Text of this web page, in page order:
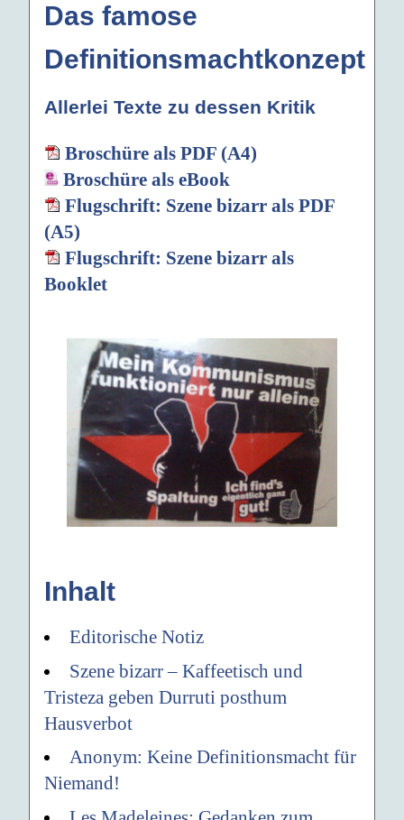
Das famose
Definitionsmachtkonzept
Allerlei Texte zu dessen Kritik
Broschüre als PDF (A4)
Broschüre als eBook
Flugschrift: Szene bizarr als PDF
(A5)
Flugschrift: Szene bizarr als
Booklet
Inhalt
Editorische Notiz
Szene bizarr – Kaffeetisch und
Tristeza geben Durruti posthum
Hausverbot
Anonym: Keine Definitionsmacht für
Niemand!